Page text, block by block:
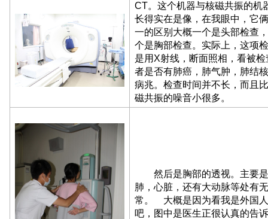
CT。这个机器与核磁共振的机
长得实在是像，在我眼中，它
一的区别大概一个是头部检查
个是胸部检查。实际上，这项
是用X射线，断面照相，看被检
者是否有肺癌，肺气肿，肺结
病兆。检查时间并不长，而且
磁共振的噪音小很多。
然后是胸部的透视。主要
肺，心脏，还有大动脉等处有
常。 大概是因为看我是外国人
吧，图中是医生正很认真的告